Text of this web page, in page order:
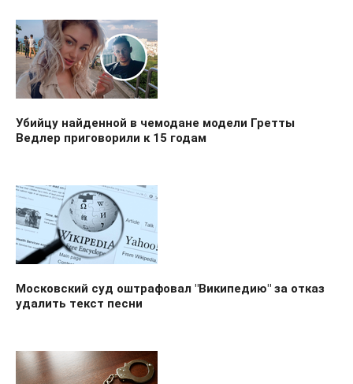
Убийцу найденной в чемодане модели Гретты
Ведлер приговорили к 15 годам
Московский суд оштрафовал "Википедию" за отказ
удалить текст песни